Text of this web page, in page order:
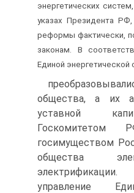
энергетических
указах Президента
реформы фактически,
законам. В
Единой энергетической
общества, а их
уставной
Госкомитетом
госимуществом
общества
управление